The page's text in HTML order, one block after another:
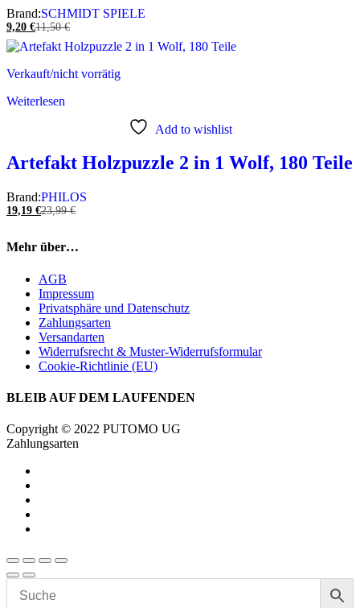
Brand:SCHMIDT SPIELE
9,20 €11,50€
Verkauft/nicht vorrätig
Weiterlesen
Add to wishlist
Artefakt Holzpuzzle 2 in 1 Wolf, 180 Teile
Brand:PHILOS
19,19 €23,99€
Mehr über…
AGB
Impressum
Privatsphäre und Datenschutz
Zahlungsarten
Versandarten
Widerrufsrecht & Muster-Widerrufsformular
Cookie-Richtlinie (EU)
BLEIB AUF DEM LAUFENDEN
Copyright © 2022 PUTOMO UG
Zahlungsarten